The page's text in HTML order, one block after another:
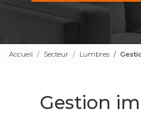
Accueil Secteur Lumbres
Gestion